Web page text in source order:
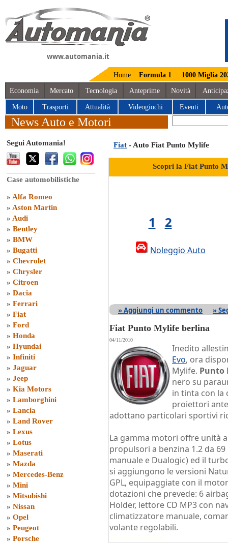
www.automania.it
Home Formula 1 1000 Miglia
Economia Mercato Tecnologia Anteprime Novità
Moto Trasporti Attualità Videogiochi Eventi
News Auto e Motori
Segui Automania!
Case automobilistiche
» Alfa Romeo
» Aston Martin
» Audi
» Bentley
» BMW
» Bugatti
» Chevrolet
» Chrysler
» Citroen
» Dacia
» Ferrari
» Fiat
» Ford
» Honda
» Hyundai
» Infiniti
» Jaguar
» Jeep
» Kia Motors
» Lamborghini
» Lancia
» Land Rover
» Lexus
» Lotus
» Maserati
» Mazda
» Mercedes-Benz
» Mini
» Mitsubishi
» Nissan
» Opel
» Peugeot
» Porsche
Fiat - Auto Fiat Punto Mylife
Scopri la Fiat Punto
1 2
Noleggio Auto
» Aggiungi un commento »
Fiat Punto Mylife berlina
04/11/2010
Inedito
Evo, ora
Mylife. Punto
nero su
in tinta con la
proiettori
adottano particolari sportivi
La gamma motori offre unità
propulsori a benzina 1.2 da 69
manuale e Dualogic) ed il
si aggiungono le versioni
GPL, equipaggiate con il
dotazioni che prevede: 6
Holder, lettore CD MP3 con
climatizzatore manuale,
volante regolabili.